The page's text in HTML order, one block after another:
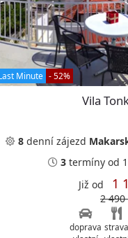
Minute - 52%
Vila
8 denní zájezd
3 termíny od
Již od 1
2 490
doprava strava